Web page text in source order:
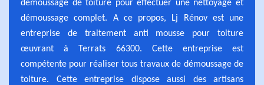
démoussage de toiture pour effectuer une nettoyage et
démoussage complet. A ce propos, Lj Rénov est une
entreprise de traitement anti mousse pour toiture
œuvrant à Terrats 66300. Cette entreprise est
compétente pour réaliser tous travaux de démoussage de
toiture. Cette entreprise dispose aussi des artisans